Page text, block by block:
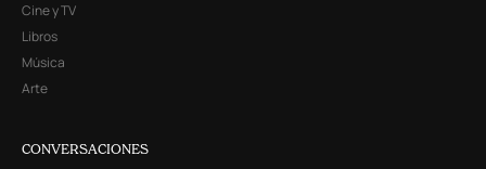
Cine y TV
Libros
Música
Arte
CONVERSACIONES